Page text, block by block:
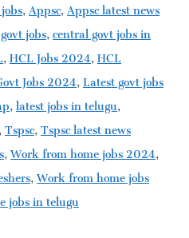
,Appsc,Appsc latest news
jobs,central govt jobs in
,HCL Jobs 2024,HCL
Jobs 2024,Latest govt jobs
,latest jobs in telugu,
,Tspsc,Tspsc latest news
,Work from home jobs 2024,
,Work from home jobs
jobs in telugu